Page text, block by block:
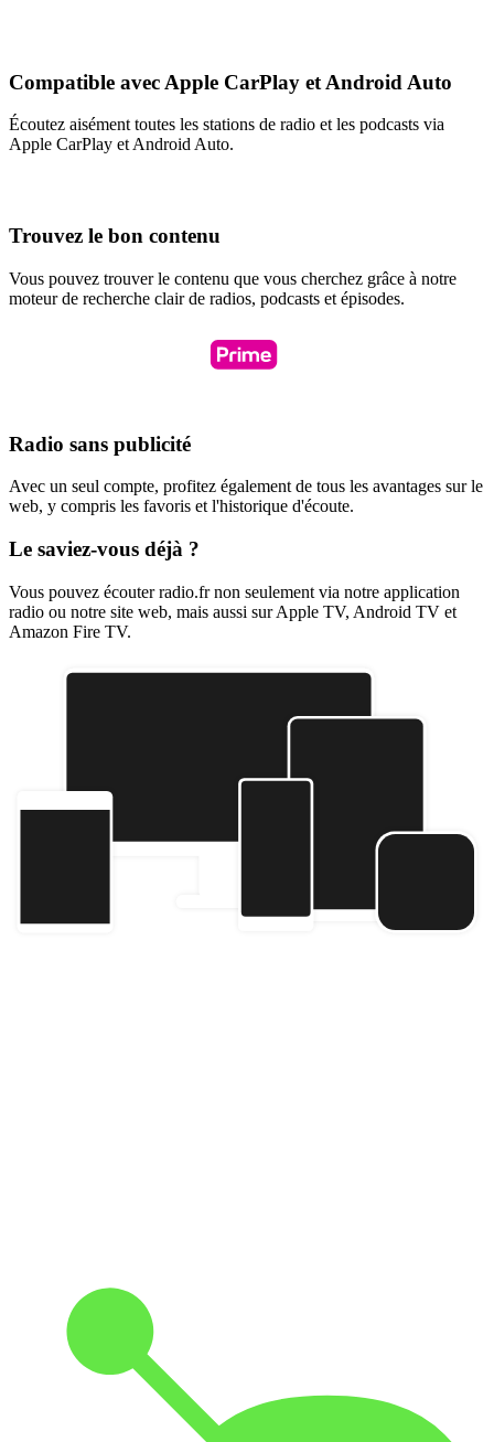
Compatible avec Apple CarPlay et Android Auto
Écoutez aisément toutes les stations de radio et les podcasts via
Apple CarPlay et Android Auto.
Trouvez le bon contenu
Vous pouvez trouver le contenu que vous cherchez grâce à notre
moteur de recherche clair de radios, podcasts et épisodes.
Radio sans publicité
Avec un seul compte, profitez également de tous les avantages sur le
web, y compris les favoris et l'historique d'écoute.
Le saviez-vous déjà ?
Vous pouvez écouter radio.fr non seulement via notre application
radio ou notre site web, mais aussi sur Apple TV, Android TV et
Amazon Fire TV.